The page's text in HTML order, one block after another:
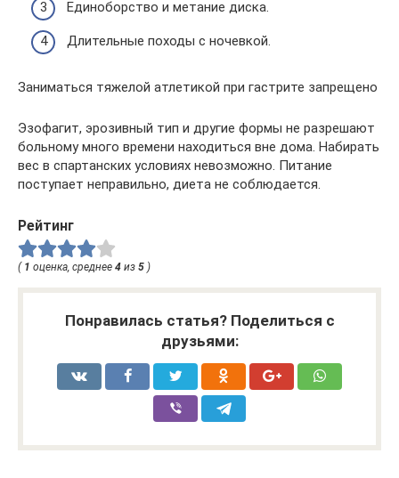
Единоборство и метание диска.
Длительные походы с ночевкой.
Заниматься тяжелой атлетикой при гастрите запрещено
Эзофагит, эрозивный тип и другие формы не разрешают
больному много времени находиться вне дома. Набирать
вес в спартанских условиях невозможно. Питание
поступает неправильно, диета не соблюдается.
Рейтинг
( 1 оценка, среднее 4 из 5 )
Понравилась статья? Поделиться с
друзьями: